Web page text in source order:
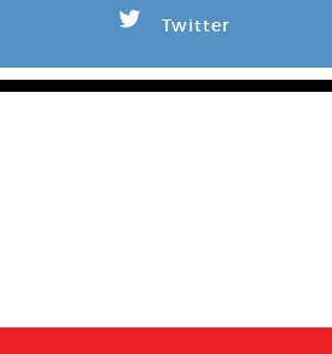
L Twitter